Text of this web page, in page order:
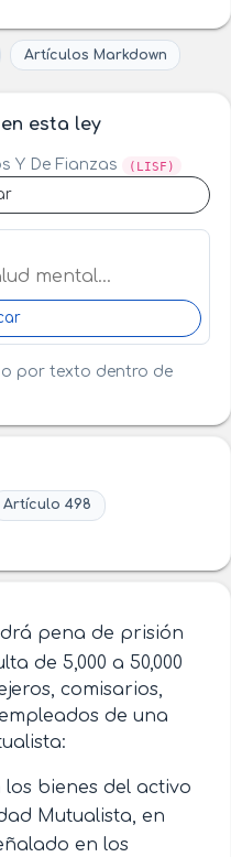
Artículos Markdown
esta ley
Y De Fianzas (LISF)
esta ley
por texto dentro de
Artículo 498
pena de prisión
de 5,000 a 50,000
comisarios,
de una
bienes del activo
Mutualista, en
en los